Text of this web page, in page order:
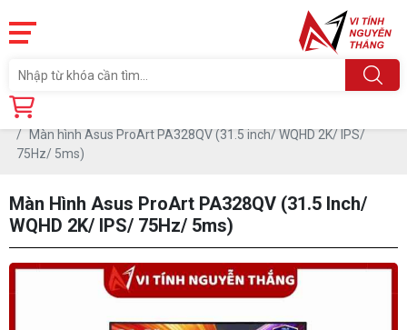
Trang chủ
Màn hình Asus ProArt PA328QV (31.5 inch/ WQHD 2K/ IPS/
75Hz/ 5ms)
Màn Hình Asus ProArt PA328QV (31.5 Inch/
WQHD 2K/ IPS/ 75Hz/ 5ms)